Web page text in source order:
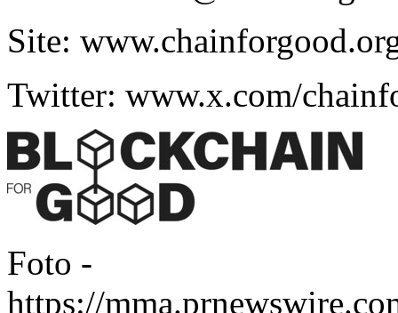
Site:
Twitter: www.x.com/
Foto -
https://